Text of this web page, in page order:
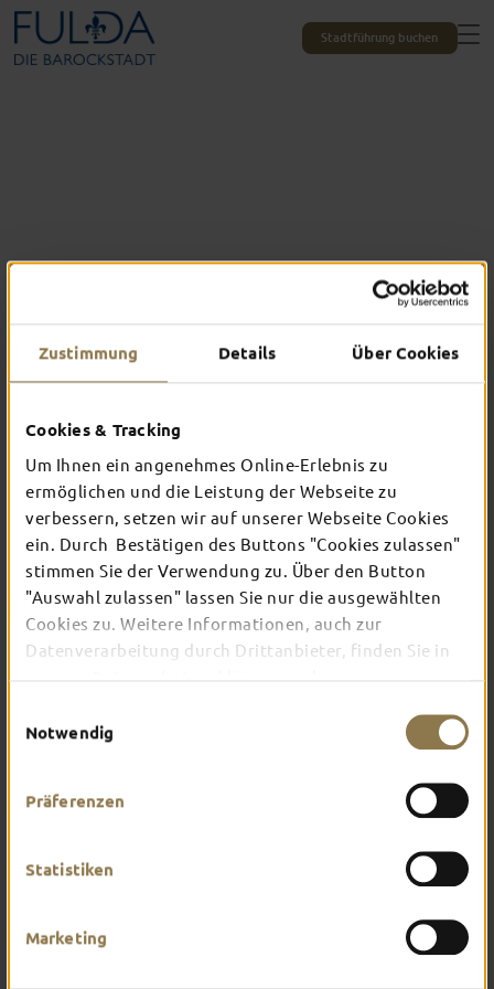
Zustimmung Details Über Cookies
Cookies & Tracking
Um Ihnen ein angenehmes Online-Erlebnis zu
ermöglichen und die Leistung der Webseite zu
verbessern, setzen wir auf unserer Webseite Cookies
ein. Durch Bestätigen des Buttons "Cookies zulassen"
stimmen Sie der Verwendung zu. Über den Button
"Auswahl zulassen" lassen Sie nur die ausgewählten
Cookies zu. Weitere Informationen, auch zur
Datenverarbeitung durch Drittanbieter, finden Sie in
Notwendig
Präferenzen
Statistiken
Marketing
Stadtführung buchen
Das erlebst du nur in Fulda
TOP-EVENTS
In Fulda ist irgendwo immer etwas los: Ob
Konzert, Musical, Erlebnis-Stadtführung oder
Theater – entdecke hier aktuelle Veranstaltungen
und Highlights in und um Fulda.